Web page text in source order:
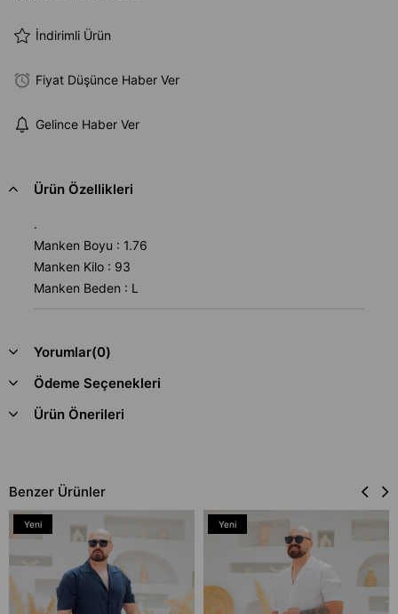
İndirimli Ürün
Fiyat Düşünce Haber Ver
Gelince Haber Ver
Ürün Özellikleri
.
Manken Boyu : 1.76
Manken Kilo : 93
Manken Beden : L
Yorumlar(0)
Ödeme Seçenekleri
Ürün Önerileri
Benzer Ürünler
Yeni
Yeni